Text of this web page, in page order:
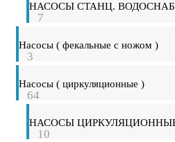
НАСОСЫ СТАНЦ.
7
Насосы ( фекальные с ножом )
3
Насосы ( циркуляционные )
64
НАСОСЫ ЦИРКУЛЯЦИОННЫЕ
10